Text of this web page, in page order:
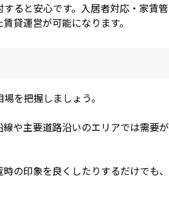
ると安心です。入居者対応・家賃管
貸運営が可能になります。
を把握しましょう。
や主要道路沿いのエリアでは需要が
の印象を良くしたりするだけでも、